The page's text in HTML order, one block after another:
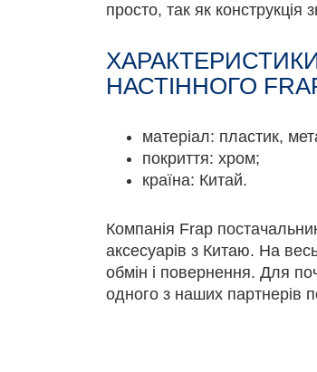
просто, так як конструкція
НАСТІННОГО
матеріал: пластик,
покриття: хром;
країна: Китай.
Компанія Frap
аксесуарів з Китаю. На
обмін і повернення. Для
одного з наших партнерів